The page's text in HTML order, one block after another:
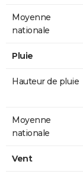
Moyenne
nationale
Pluie
Hauteur de pluie
Moyenne
nationale
Vent